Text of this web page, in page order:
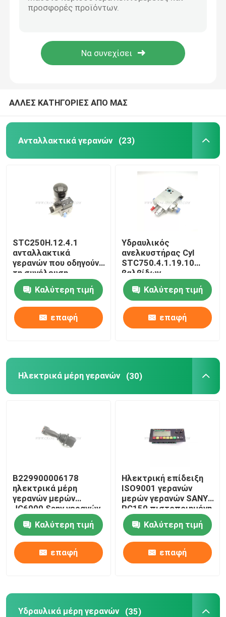
Μέρη συστημάτων προσγείωσης γερανών
Φίλτρο Sany
Μέρη βραχιόνων γερανών
Φως γερανών
Μέρη γερανών Zoomlion
Σχοινί καλωδίων γερανών
ΑΛΛΕΣ ΚΑΤΗΓΟΡΙΕΣ ΑΠΟ ΜΑΣ
Ανταλλακτικά γερανών (23)
STC250H.12.4.1
ανταλλακτικά
γερανών που οδηγούν
τη συνέλευση
βαλβίδων 11179961
Καλύτερη τιμή
επαφή
Υδραυλικός
ανελκυστήρας Cyl
STC750.4.1.19.10
βαλβίδων
αντιστάθμισης
κυλίνδρων 11211177
Καλύτερη τιμή
επαφή
Ηλεκτρικά μέρη γερανών (30)
B229900006178
ηλεκτρικά μέρη
γερανών μερών
JC6000 Sany γερανών
που ενεργοποιούν τη
λαβή Καλύτερη τιμή
επαφή
Ηλεκτρική επίδειξη
ISO9001 γερανών
μερών γερανών SANY
RC150 πιστοποιημένη
Καλύτερη τιμή
επαφή
Υδραυλικά μέρη γερανών (35)